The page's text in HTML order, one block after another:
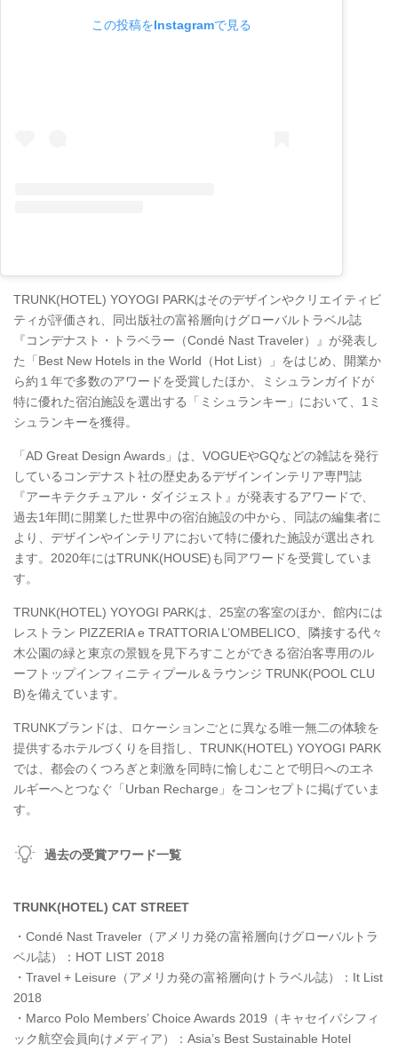
この投稿をInstagramで見る
TRUNK(HOTEL) YOYOGI PARKはそのデザインやクリエイティビ
ティが評価され、同出版社の富裕層向けグローバルトラベル誌
『コンデナスト・トラベラー（Condé Nast Traveler）』が発表し
た「Best New Hotels in the World（Hot List）」をはじめ、開業か
ら約１年で多数のアワードを受賞したほか、ミシュランガイドが
特に優れた宿泊施設を選出する「ミシュランキー」において、1ミ
シュランキーを獲得。
「AD Great Design Awards」は、VOGUEやGQなどの雑誌を発行
しているコンデナスト社の歴史あるデザインインテリア専門誌
『アーキテクチュアル・ダイジェスト』が発表するアワードで、
過去1年間に開業した世界中の宿泊施設の中から、同誌の編集者に
より、デザインやインテリアにおいて特に優れた施設が選出され
ます。2020年にはTRUNK(HOUSE)も同アワードを受賞していま
す。
TRUNK(HOTEL) YOYOGI PARKは、25室の客室のほか、館内には
レストラン PIZZERIA e TRATTORIA L’OMBELICO、隣接する代々
木公園の緑と東京の景観を見下ろすことができる宿泊客専用のル
ーフトップインフィニティプール＆ラウンジ TRUNK(POOL CLU
B)を備えています。
TRUNKブランドは、ロケーションごとに異なる唯一無二の体験を
提供するホテルづくりを目指し、TRUNK(HOTEL) YOYOGI PARK
では、都会のくつろぎと刺激を同時に愉しむことで明日へのエネ
ルギーへとつなぐ「Urban Recharge」をコンセプトに掲げていま
す。
過去の受賞アワード一覧
TRUNK(HOTEL) CAT STREET
・Condé Nast Traveler（アメリカ発の富裕層向けグローバルトラ
ベル誌）：HOT LIST 2018
・Travel + Leisure（アメリカ発の富裕層向けトラベル誌）：It List
2018
・Marco Polo Members’ Choice Awards 2019（キャセイパシフィ
ック航空会員向けメディア）：Asia’s Best Sustainable Hotel